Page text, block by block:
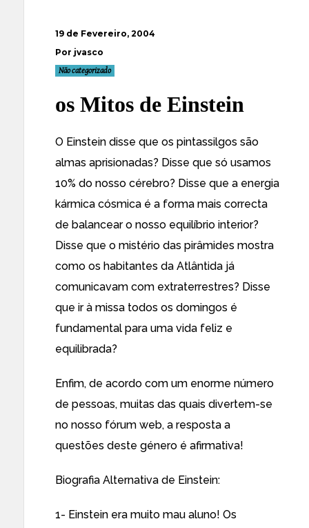
19 de Fevereiro, 2004
Por jvasco
Não categorizado
os Mitos de Einstein
O Einstein disse que os pintassilgos são
almas aprisionadas? Disse que só usamos
10% do nosso cérebro? Disse que a energia
kármica cósmica é a forma mais correcta
de balancear o nosso equilíbrio interior?
Disse que o mistério das pirâmides mostra
como os habitantes da Atlântida já
comunicavam com extraterrestres? Disse
que ir à missa todos os domingos é
fundamental para uma vida feliz e
equilibrada?
Enfim, de acordo com um enorme número
de pessoas, muitas das quais divertem-se
no nosso fórum web, a resposta a
questões deste género é afirmativa!
Biografia Alternativa de Einstein:
1- Einstein era muito mau aluno! Os